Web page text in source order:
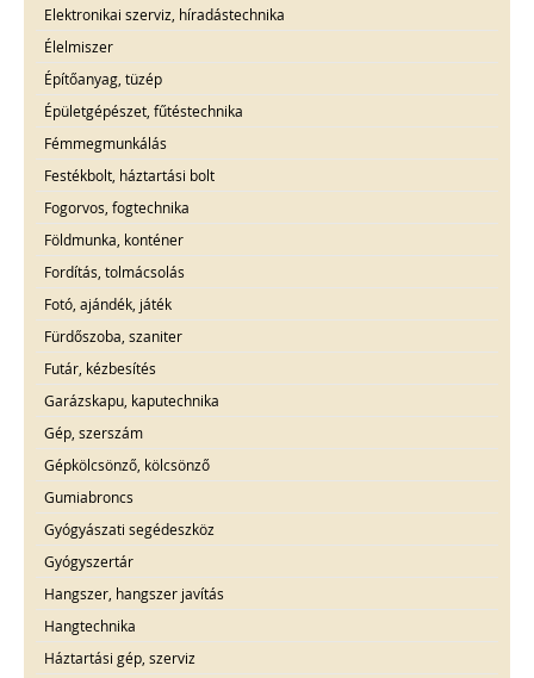
Elektronikai szerviz, híradástechnika
Élelmiszer
Építőanyag, tüzép
Épületgépészet, fűtéstechnika
Fémmegmunkálás
Festékbolt, háztartási bolt
Fogorvos, fogtechnika
Földmunka, konténer
Fordítás, tolmácsolás
Fotó, ajándék, játék
Fürdőszoba, szaniter
Futár, kézbesítés
Garázskapu, kaputechnika
Gép, szerszám
Gépkölcsönző, kölcsönző
Gumiabroncs
Gyógyászati segédeszköz
Gyógyszertár
Hangszer, hangszer javítás
Hangtechnika
Háztartási gép, szerviz